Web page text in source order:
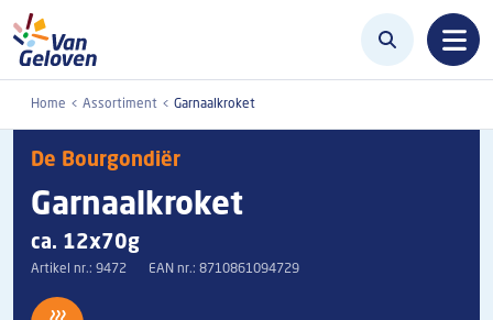
Overslaan en naar de inhoud gaan
Home Assortiment Garnaalkroket
De Bourgondiër
Garnaalkroket
ca. 12x70g
Artikel nr.: 9472 EAN nr.: 8710861094729